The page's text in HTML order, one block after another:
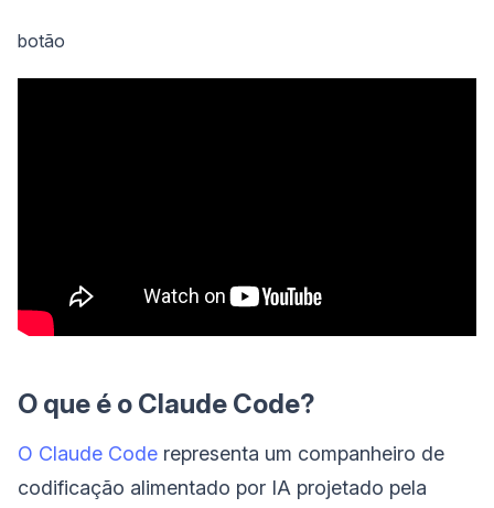
botão
O que é o Claude Code?
O Claude Code representa um companheiro de
codificação alimentado por IA projetado pela